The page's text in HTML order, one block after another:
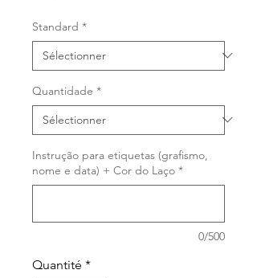
Standard *
Quantidade *
Instrução para etiquetas (grafismo,
nome e data) + Cor do Laço *
0/500
Quantité *